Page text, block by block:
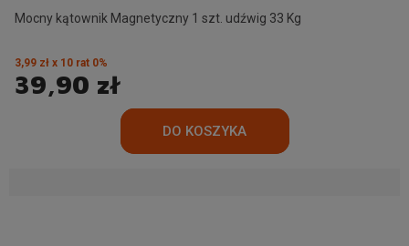
Mocny kątownik Magnetyczny 1 szt. udźwig 33 Kg
39,90 zł
3,99 zł x 10 rat 0%